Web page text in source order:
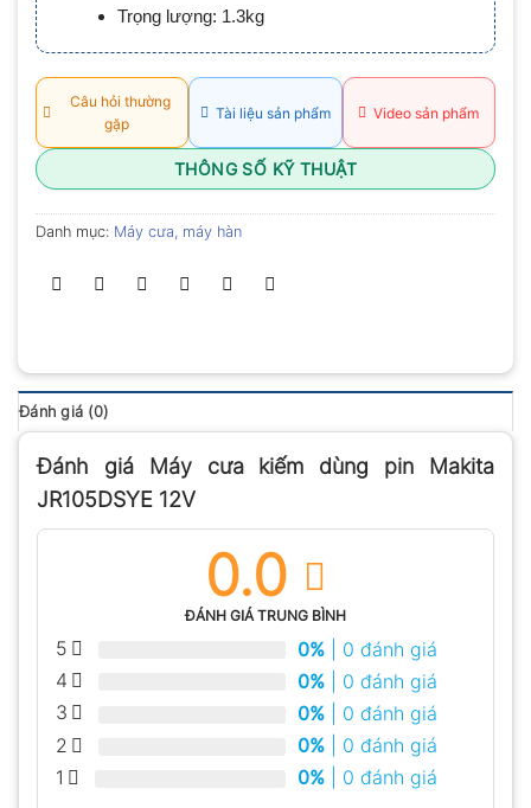
Trọng lượng: 1.3kg
Câu hỏi thường
gặp
Tài liệu sản phẩm Video sản phẩm
THÔNG SỐ KỸ THUẬT
Danh mục: Máy cưa, máy hàn
Đánh giá (0)
Đánh giá Máy cưa kiếm dùng pin Makita
JR105DSYE 12V
0.0
ĐÁNH GIÁ TRUNG BÌNH
5 0% | 0 đánh giá
4
0% | 0 đánh giá
3
0% | 0 đánh giá
2
0% | 0 đánh giá
1
0% | 0 đánh giá